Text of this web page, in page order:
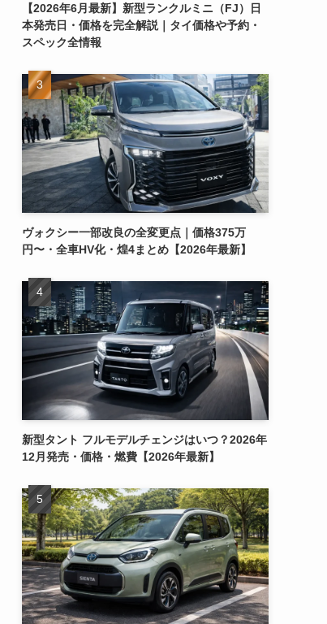
【2026年6月最新】新型ランクルミニ（FJ）日
本発売日・価格を完全解説｜タイ価格や予約・
スペック全情報
ヴォクシー一部改良の全変更点｜価格375万
円〜・全車HV化・煌4まとめ【2026年最新】
新型タント フルモデルチェンジはいつ？2026年
12月発売・価格・燃費【2026年最新】